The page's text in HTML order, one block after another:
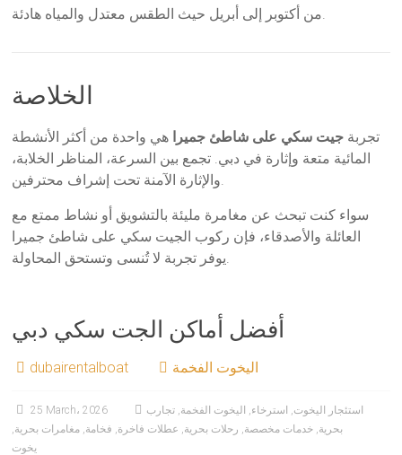
من أكتوبر إلى أبريل حيث الطقس معتدل والمياه هادئة.
الخلاصة
تجربة جيت سكي على شاطئ جميرا هي واحدة من أكثر الأنشطة
المائية متعة وإثارة في دبي. تجمع بين السرعة، المناظر الخلابة،
والإثارة الآمنة تحت إشراف محترفين.
سواء كنت تبحث عن مغامرة مليئة بالتشويق أو نشاط ممتع مع
العائلة والأصدقاء، فإن ركوب الجيت سكي على شاطئ جميرا
يوفر تجربة لا تُنسى وتستحق المحاولة.
أفضل أماكن الجت سكي دبي
dubairentalboat اليخوت الفخمة
25 March، 2026 استئجار اليخوت, استرخاء, اليخوت الفخمة, تجارب
بحرية, خدمات مخصصة, رحلات بحرية, عطلات فاخرة, فخامة, مغامرات بحرية,
يخوت